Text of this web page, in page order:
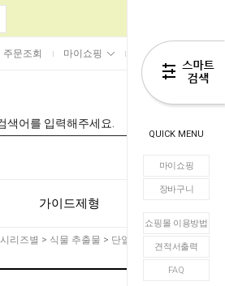
QUICK MENU
마이쇼핑
장바구니
쇼핑몰 이용방법
견적서출력
FAQ
주문조회 마이쇼핑 장바구니
가이드제형
시리즈별 > 식물 추출물 > 단일